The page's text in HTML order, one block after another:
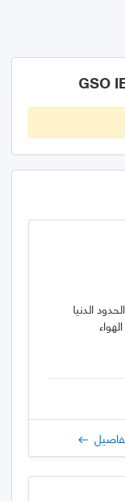
الدنيا